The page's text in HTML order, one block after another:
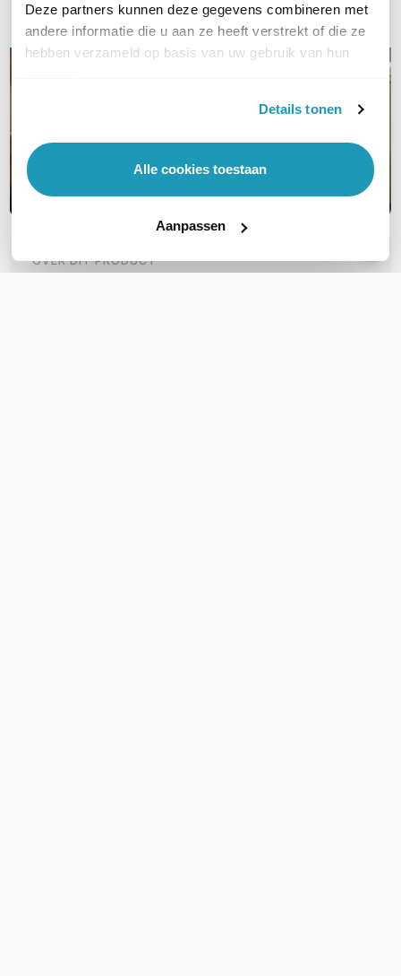
Deze partners kunnen deze gegevens combineren met
andere informatie die u aan ze heeft verstrekt of die ze
hebben verzameld op basis van uw gebruik van hun
Details tonen
Alle cookies toestaan
Aanpassen
E-mail
OVER DIT PRODUCT